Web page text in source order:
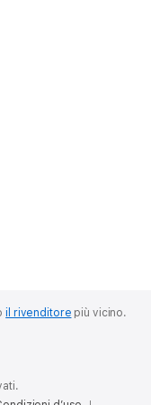
da fare che
diventato prima
ristoranti e
È ideatore e
Vegan Team
radiofonico
La cucina
cucina vegano.
il rivenditore più vicino.